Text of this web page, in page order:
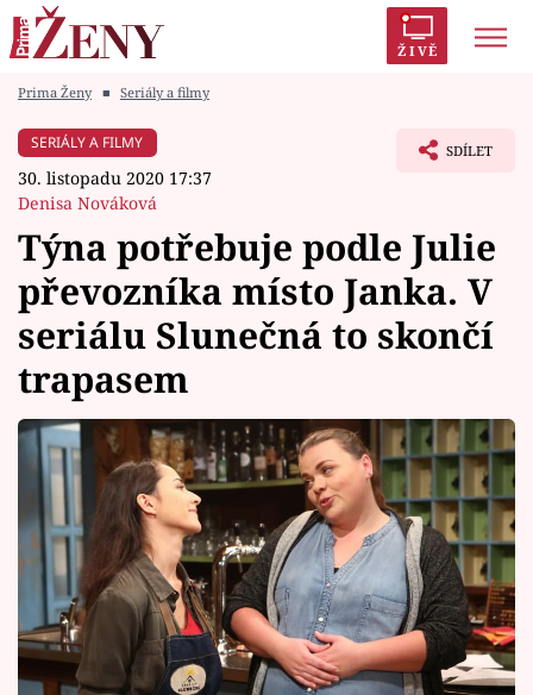
ŽIVĚ
Módní alarm
Témata
Celebrity
Vztahy
Seriály
Horoskopy
Sledujte prima+
Filmový festival Karlovy Vary
Prima Ženy ■ Seriály a filmy
SERIÁLY A FILMY
30. listopadu 2020 17:37
Denisa Nováková
SDÍLET
Týna potřebuje podle Julie
převozníka místo Janka. V
seriálu Slunečná to skončí
trapasem